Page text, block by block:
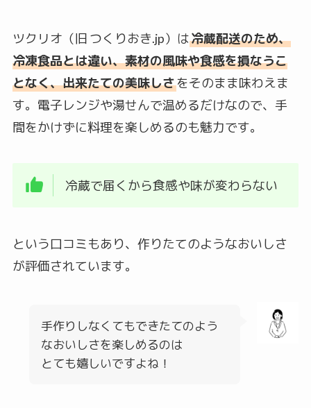
ツクリオ（旧 つくりおき.jp）は冷蔵配送のため、
冷凍食品とは違い、素材の風味や食感を損なうこ
となく、出来たての美味しさをそのまま味わえま
す。電子レンジや湯せんで温めるだけなので、手
間をかけずに料理を楽しめるのも魅力です。
冷蔵で届くから食感や味が変わらない
という口コミもあり、作りたてのようなおいしさ
が評価されています。
手作りしなくてもできたてのよう
なおいしさを楽しめるのは
とても嬉しいですよね！